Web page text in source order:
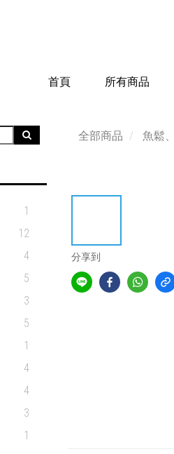
首頁 所有商品
1
12
4
5
3
5
1
4
4
3
1
全部商品 魚鬆
分享到